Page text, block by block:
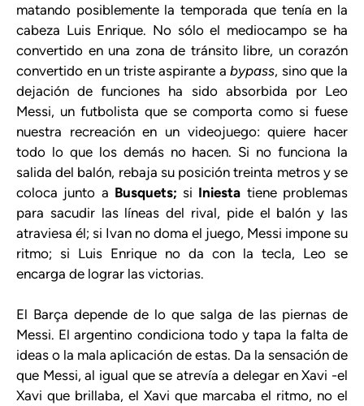
matando posiblemente la temporada que tenía en la
cabeza Luis Enrique. No sólo el mediocampo se ha
convertido en una zona de tránsito libre, un corazón
convertido en un triste aspirante abypass, sino que la
dejación de funciones ha sido absorbida por Leo
Messi, un futbolista que se comporta como si fuese
nuestra recreación en un videojuego: quiere hacer
todo lo que los demás no hacen. Si no funciona la
salida del balón, rebaja su posición treinta metros y se
coloca junto a Busquets; si Iniesta tiene problemas
para sacudir las líneas del rival, pide el balón y las
atraviesa él; si Ivan no doma el juego, Messi impone su
ritmo; si Luis Enrique no da con la tecla, Leo se
encarga de lograr las victorias.
El Barça depende de lo que salga de las piernas de
Messi. El argentino condiciona todo y tapa la falta de
ideas o la mala aplicación de estas. Da la sensación de
que Messi, al igual que se atrevía a delegar en Xavi -el
Xavi que brillaba, el Xavi que marcaba el ritmo, no el